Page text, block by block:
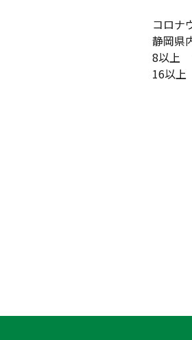
コロナ
静岡県
8以上
16以上